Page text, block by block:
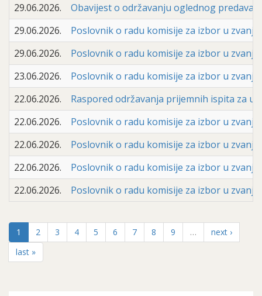
29.06.2026.
Obavijest o održavanju oglednog
29.06.2026.
Poslovnik o radu komisije za izbor u
29.06.2026.
Poslovnik o radu komisije za izbor u
23.06.2026.
Poslovnik o radu komisije za izbor u
22.06.2026.
Raspored održavanja prijemnih ispita za
22.06.2026.
Poslovnik o radu komisije za izbor u
22.06.2026.
Poslovnik o radu komisije za izbor u
22.06.2026.
Poslovnik o radu komisije za izbor u
22.06.2026.
Poslovnik o radu komisije za izbor u
1 2 3 4 5 6 7 8 9 …
next ›
last »